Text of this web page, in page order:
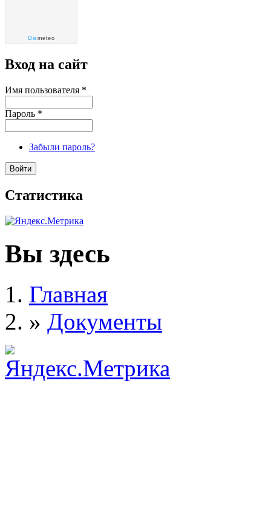
Gismeteo
Вход на сайт
Имя пользователя *
Пароль *
Забыли пароль?
Статистика
Вы здесь
Главная
» Документы